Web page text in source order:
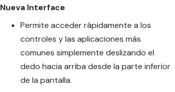
Nueva Interface
Permite acceder rápidamente a los
controles y las aplicaciones más
comunes simplemente deslizando el
dedo hacia arriba desde la parte inferior
de la pantalla.